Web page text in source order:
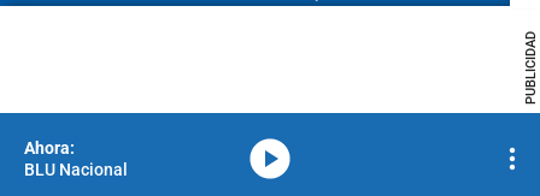
PUBLICIDAD
BLU Nacional